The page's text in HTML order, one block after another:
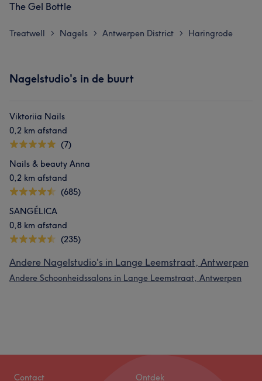
The Gel Bottle
Treatwell > Nagels > Antwerpen District > Haringrode
Nagelstudio's in de buurt
Viktoriia Nails
0,2 km afstand
(7)
Nails & beauty Anna
0,2 km afstand
(685)
SANGÉLICA
0,8 km afstand
(235)
Andere Nagelstudio's in Lange Leemstraat, Antwerpen
Andere Schoonheidssalons in Lange Leemstraat, Antwerpen
Contact Ontdek